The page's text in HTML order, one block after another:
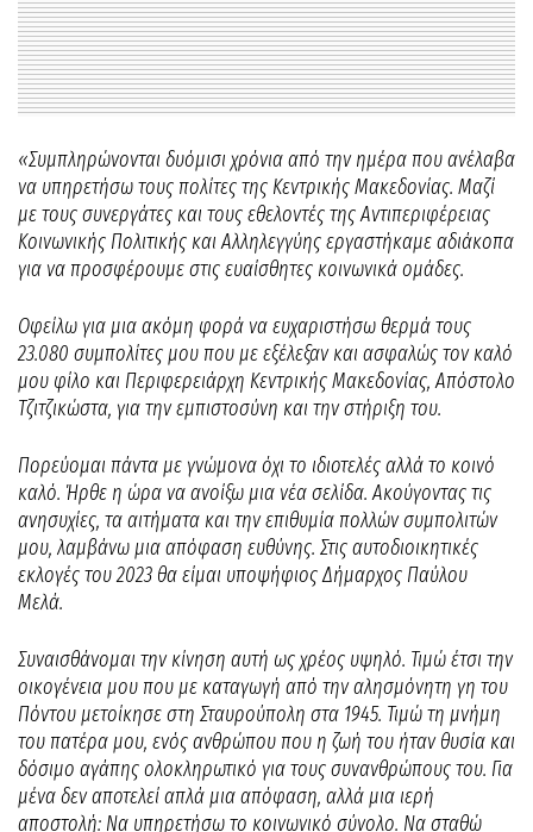
«Συμπληρώνονται δυόμισι χρόνια από την ημέρα που ανέλαβα
να υπηρετήσω τους πολίτες της Κεντρικής Μακεδονίας. Μαζί
με τους συνεργάτες και τους εθελοντές της Αντιπεριφέρειας
Κοινωνικής Πολιτικής και Αλληλεγγύης εργαστήκαμε αδιάκοπα
για να προσφέρουμε στις ευαίσθητες κοινωνικά ομάδες.
Οφείλω για μια ακόμη φορά να ευχαριστήσω θερμά τους
23.080 συμπολίτες μου που με εξέλεξαν και ασφαλώς τον καλό
μου φίλο και Περιφερειάρχη Κεντρικής Μακεδονίας, Απόστολο
Τζιτζικώστα, για την εμπιστοσύνη και την στήριξη του.
Πορεύομαι πάντα με γνώμονα όχι το ιδιοτελές αλλά το κοινό
καλό. Ήρθε η ώρα να ανοίξω μια νέα σελίδα. Ακούγοντας τις
ανησυχίες, τα αιτήματα και την επιθυμία πολλών συμπολιτών
μου, λαμβάνω μια απόφαση ευθύνης. Στις αυτοδιοικητικές
εκλογές του 2023 θα είμαι υποψήφιος Δήμαρχος Παύλου
Μελά.
Συναισθάνομαι την κίνηση αυτή ως χρέος υψηλό. Τιμώ έτσι την
οικογένεια μου που με καταγωγή από την αλησμόνητη γη του
Πόντου μετοίκησε στη Σταυρούπολη στα 1945. Τιμώ τη μνήμη
του πατέρα μου, ενός ανθρώπου που η ζωή του ήταν θυσία και
δόσιμο αγάπης ολοκληρωτικό για τους συνανθρώπους του. Για
μένα δεν αποτελεί απλά μια απόφαση, αλλά μια ιερή
αποστολή: Να υπηρετήσω το κοινωνικό σύνολο. Να σταθώ